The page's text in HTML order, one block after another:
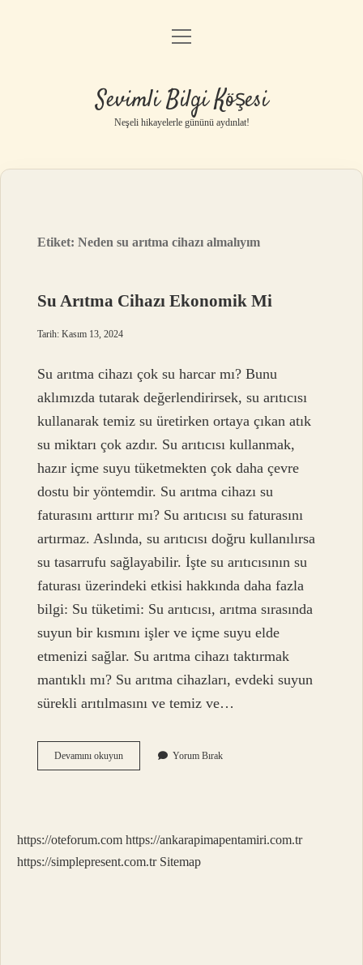
Anasayfa
Yasal Uyarı
menüyü
Sevimli Bilgi Köşesi
Neşeli hikayelerle gününü aydınlat!
Etiket:Neden su arıtma cihazı almalıyım
Su Arıtma Cihazı Ekonomik Mi
Tarih: Kasım 13, 2024
Su arıtma cihazı çok su harcar mı? Bunu
aklımızda tutarak değerlendirirsek, su arıtıcısı
kullanarak temiz su üretirken ortaya çıkan atık
su miktarı çok azdır. Su arıtıcısı kullanmak,
hazır içme suyu tüketmekten çok daha çevre
dostu bir yöntemdir. Su arıtma cihazı su
faturasını arttırır mı? Su arıtıcısı su faturasını
artırmaz. Aslında, su arıtıcısı doğru kullanılırsa
su tasarrufu sağlayabilir. İşte su arıtıcısının su
faturası üzerindeki etkisi hakkında daha fazla
bilgi: Su tüketimi: Su arıtıcısı, arıtma sırasında
suyun bir kısmını işler ve içme suyu elde
etmenizi sağlar. Su arıtma cihazı taktırmak
mantıklı mı? Su arıtma cihazları, evdeki suyun
sürekli arıtılmasını ve temiz ve…
Devamını okuyunSu
Arıtma
Yorum Bırak
https://oteforum.com https://ankarapimapentamiri.com.tr
https://simplepresent.com.tr Sitemap